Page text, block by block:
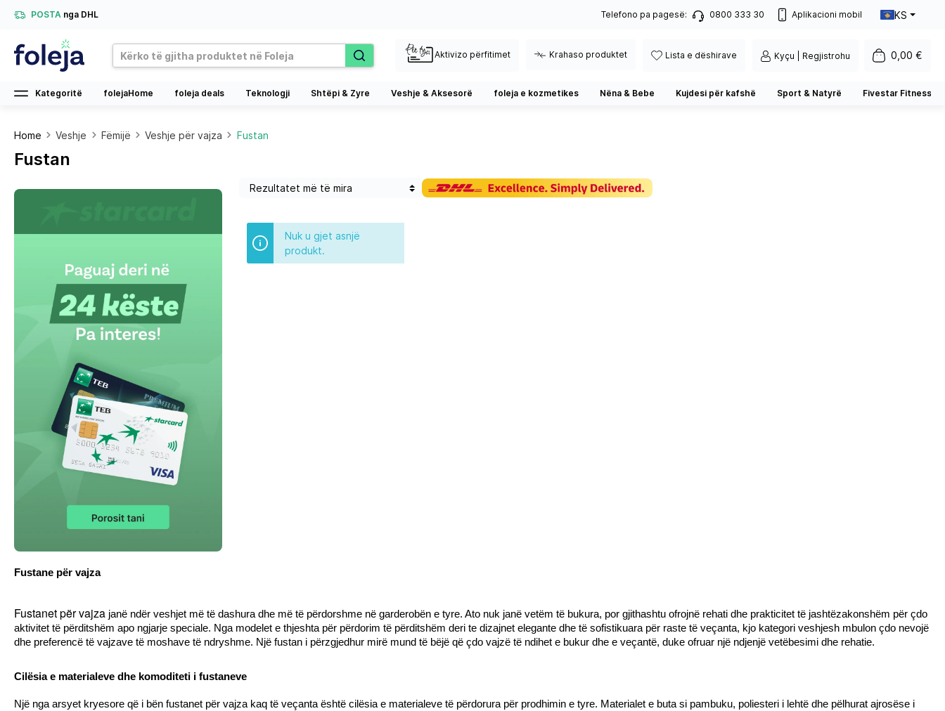
POSTA nga DHL Telefono pa pagesë: 0800 333 30 Aplikacioni mobil KS
Aktivizo përfitimet Krahaso produktet Lista e dëshirave Kyçu | Regjistrohu 0,00 €
Kategoritë folejaHome foleja deals Teknologji Shtëpi & Zyre Veshje & Aksesorë foleja e kozmetikes Nëna & Bebe Kujdesi për kafshë Sport & Natyrë Fivestar Fitness
Home Veshje Fëmijë Veshje për vajza Fustan
Fustan
Nuk u gjet asnjë
produkt.
Fustane për vajza
Fustanet për vajza janë ndër veshjet më të dashura dhe më të përdorshme në garderobën e tyre. Ato nuk janë vetëm të bukura, por gjithashtu ofrojnë rehati dhe prakticitet të jashtëzakonshëm për çdo
aktivitet të përditshëm apo ngjarje speciale. Nga modelet e thjeshta për përdorim të përditshëm deri te dizajnet elegante dhe të sofistikuara për raste të veçanta, kjo kategori veshjesh mbulon çdo nevojë
dhe preferencë të vajzave të moshave të ndryshme. Një fustan i përzgjedhur mirë mund të bëjë që çdo vajzë të ndihet e bukur dhe e veçantë, duke ofruar një ndjenjë vetëbesimi dhe rehatie.
Cilësia e materialeve dhe komoditeti i fustaneve
Një nga arsyet kryesore që i bën fustanet për vajza kaq të veçanta është cilësia e materialeve të përdorura për prodhimin e tyre. Materialet e buta si pambuku, poliesteri i lehtë dhe pëlhurat ajrosëse i